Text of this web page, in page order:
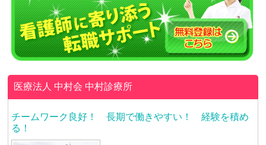
医療法人 中村会 中村診療所
チームワーク良好！ 長期で働きやすい！ 経験を積め
る！